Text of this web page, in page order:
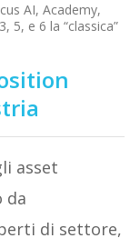
AI, Academy,
5, e 6 la “classica”
asset
da
di settore,